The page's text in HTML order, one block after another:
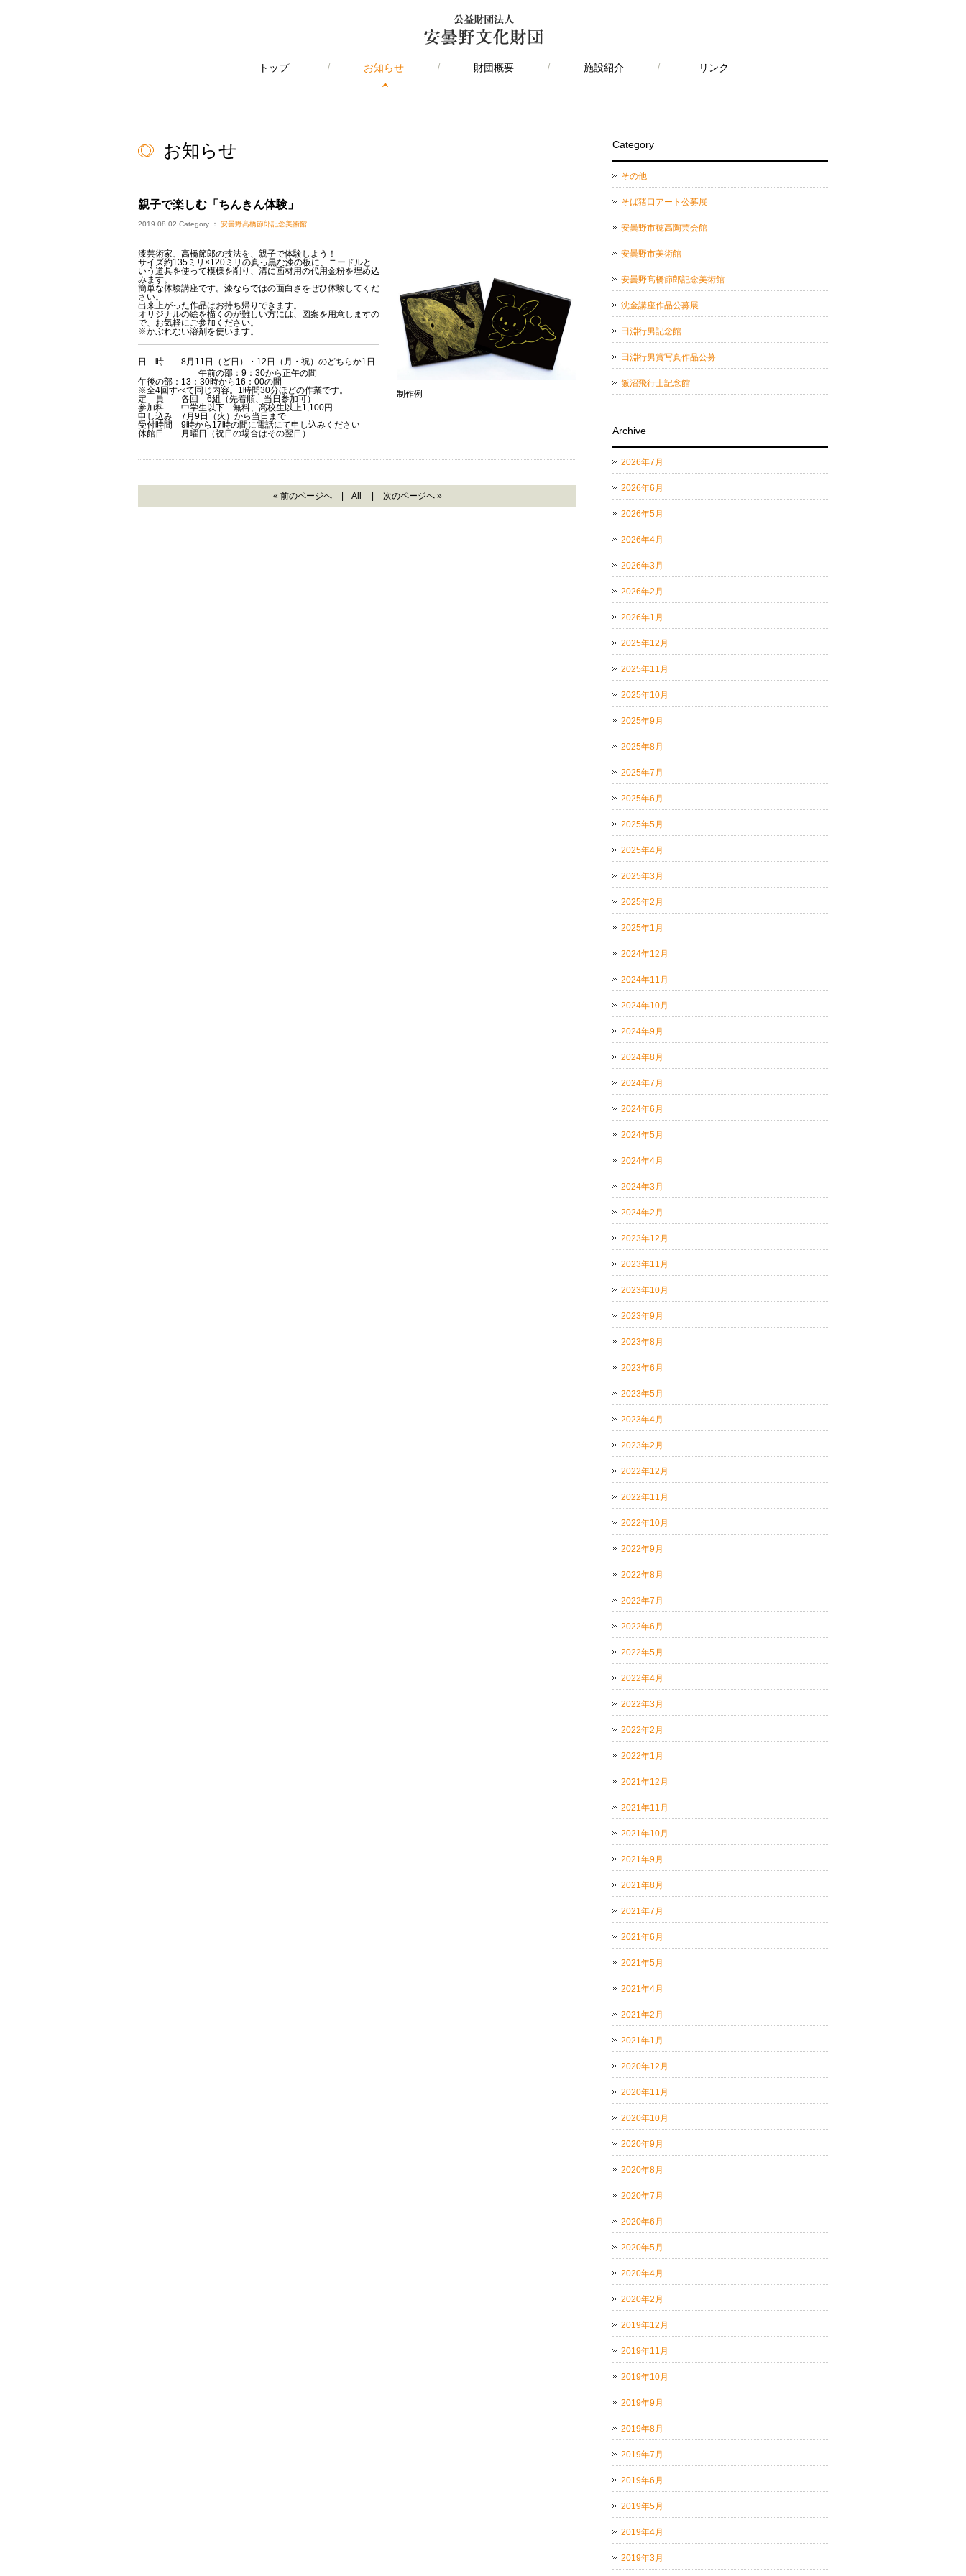
トップ / お知らせ / 財団概要 / 施設紹介 / リンク
お知らせ
親子で楽しむ「ちんきん体験」
2019.08.02 Category ： 安曇野髙橋節郎記念美術館
制作例
漆芸術家、高橋節郎の技法を、親子で体験しよう！
サイズ約135ミリ×120ミリの真っ黒な漆の板に、ニードルと
いう道具を使って模様を削り、溝に画材用の代用金粉を埋め込
みます。
簡単な体験講座です。漆ならではの面白さをぜひ体験してくだ
さい。
出来上がった作品はお持ち帰りできます。
オリジナルの絵を描くのが難しい方には、図案を用意しますの
で、お気軽にご参加ください。
※かぶれない溶剤を使います。
日 時 8月11日（ど日）・12日（月・祝）のどちらか1日
午前の部：9：30から正午の間
午後の部：13：30時から16：00の間
※全4回すべて同じ内容。1時間30分ほどの作業です。
定 員 各回 6組（先着順、当日参加可）
参加料 中学生以下 無料、高校生以上1,100円
申し込み 7月9日（火）から当日まで
受付時間 9時から17時の間に電話にて申し込みください
休館日 月曜日（祝日の場合はその翌日）
« 前のページへ All 次のページへ »
Category
その他
そば猪口アート公募展
安曇野市穂高陶芸会館
安曇野市美術館
安曇野髙橋節郎記念美術館
沈金講座作品公募展
田淵行男記念館
田淵行男賞写真作品公募
飯沼飛行士記念館
Archive
2026年7月
2026年6月
2026年5月
2026年4月
2026年3月
2026年2月
2026年1月
2025年12月
2025年11月
2025年10月
2025年9月
2025年8月
2025年7月
2025年6月
2025年5月
2025年4月
2025年3月
2025年2月
2025年1月
2024年12月
2024年11月
2024年10月
2024年9月
2024年8月
2024年7月
2024年6月
2024年5月
2024年4月
2024年3月
2024年2月
2023年12月
2023年11月
2023年10月
2023年9月
2023年8月
2023年6月
2023年5月
2023年4月
2023年2月
2022年12月
2022年11月
2022年10月
2022年9月
2022年8月
2022年7月
2022年6月
2022年5月
2022年4月
2022年3月
2022年2月
2022年1月
2021年12月
2021年11月
2021年10月
2021年9月
2021年8月
2021年7月
2021年6月
2021年5月
2021年4月
2021年2月
2021年1月
2020年12月
2020年11月
2020年10月
2020年9月
2020年8月
2020年7月
2020年6月
2020年5月
2020年4月
2020年2月
2019年12月
2019年11月
2019年10月
2019年9月
2019年8月
2019年7月
2019年6月
2019年5月
2019年4月
2019年3月